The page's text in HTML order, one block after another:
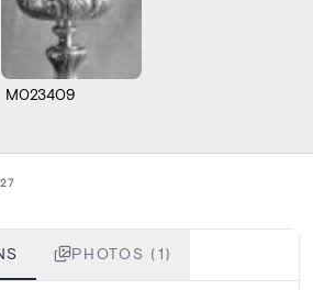
M023409
PHOTOS (1)